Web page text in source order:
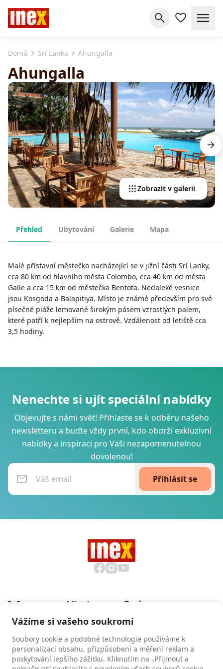
Domů Srí Lanka Ahungalla
Ahungalla
Zobrazit v galerii
Přehled Ubytování Galerie Mapa
Malé přístavní městečko nacházející se v jižní části Srí Lanky,
cca 80 km od hlavního města Colombo, cca 40 km od města
Galle a cca 15 km od městečka Bentota. Nedaleké vesnice
jsou Kosgoda a Balapitiya. Místo je známé především pro své
písečné pláže lemované širokým pásem vzrostlých palem,
které patří k nejlepším na ostrově. Vzdálenost od letiště cca
3,5 hodiny.
Nenechte si ujít speciální nabídky
Objevujte s námi svět! Přihlaste se k odběru našeho
newsletteru a buďte vždy první, kdo obdrží exkluzivní
nabídky a inspiraci pro Vaši nezapomenutelnou
dovolenou!
Přihlásit se
Informace pro klienty
podmínky CK INEX
Pojištění CK INEX
Zásady a informace o
zpracování osobních údajů
O nás
Vážíme si vašeho soukromí
Soubory cookie a podobné technologie používáme k
personalizaci obsahu, přizpůsobení a měření reklam a
poskytování lepšího zážitku. Kliknutím na „Přijmout a